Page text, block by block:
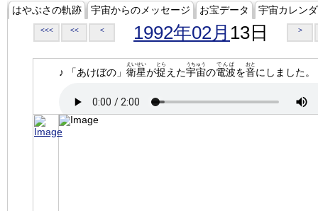
はやぶさの軌跡 宇宙からのメッセージ お宝データ 宇宙カレン
<<< << < 1992年02月 13日 >
♪ 「あけぼの」 衛星
えいせい
が捉
とら
えた宇宙
うちゅう
の電波
でんぱ
を音
おと
にしました。